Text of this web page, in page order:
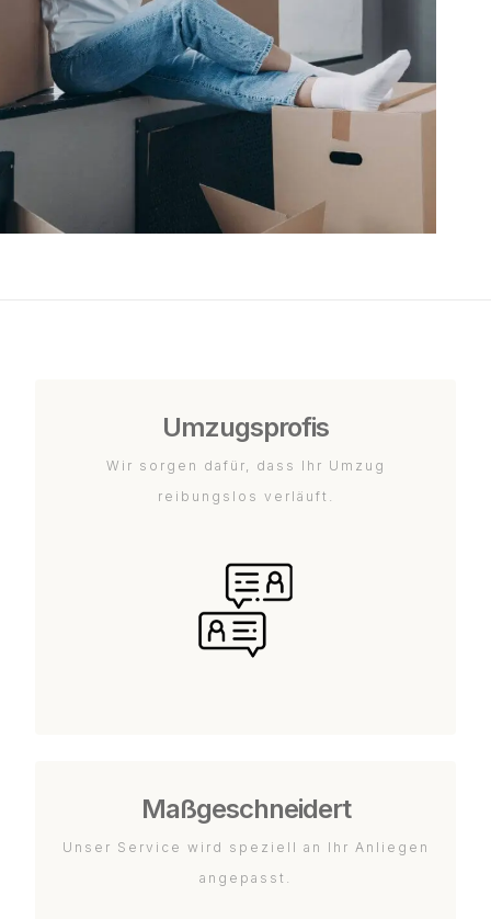
Umzugsprofis
Wir sorgen dafür, dass Ihr Umzug
reibungslos verläuft.
Maßgeschneidert
Unser Service wird speziell an Ihr Anliegen
angepasst.